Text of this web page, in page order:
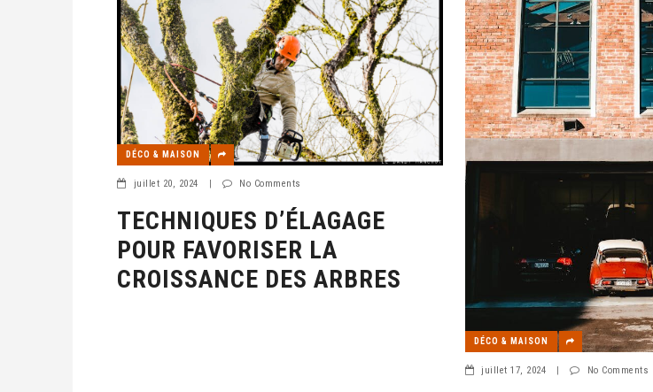
DÉCO & MAISON
juillet 20, 2024 No Comments
TECHNIQUES D’ÉLAGAGE
POUR FAVORISER LA
CROISSANCE DES ARBRES
DÉCO & MAISON
juillet 17, 2024 No Comments